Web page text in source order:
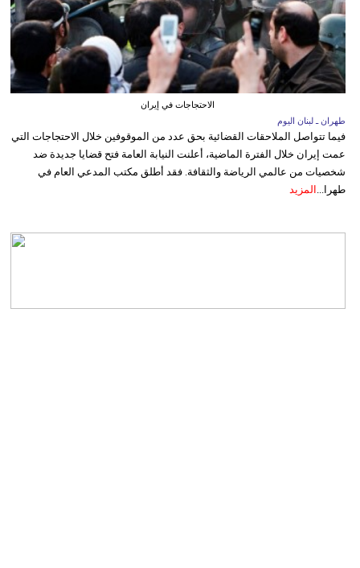
الاحتجاجات في إيران
طهران ـ لبنان اليوم
فيما تتواصل الملاحقات القضائية بحق عدد من الموقوفين خلال الاحتجاجات التي
عمت إيران خلال الفترة الماضية، أعلنت النيابة العامة فتح قضايا جديدة ضد
شخصيات من عالمي الرياضة والثقافة. فقد أطلق مكتب المدعي العام في
طهرا... المزيد